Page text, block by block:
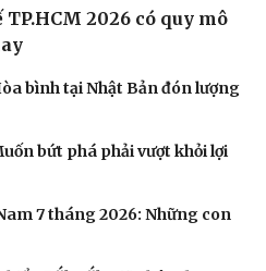
2026 có quy mô
bình tại Nhật Bản đón lượng
bứt phá phải vượt khỏi lợi
7 tháng 2026: Những con